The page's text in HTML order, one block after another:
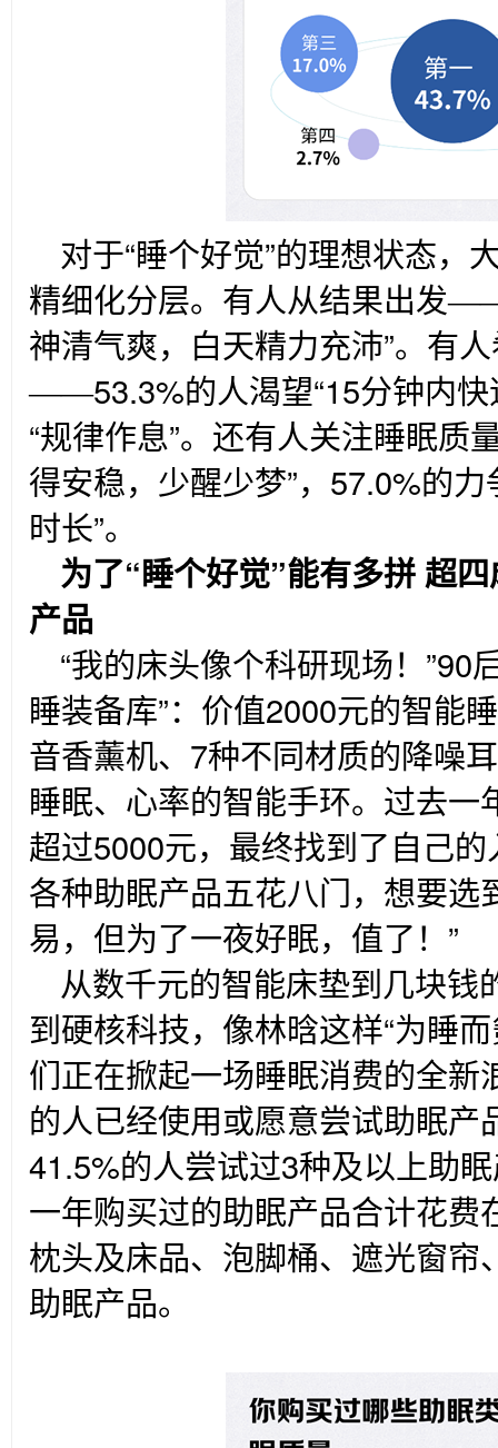
对于“睡个好觉”的理想状态，
精细化分层。有人从结果出发
神清气爽，白天精力充沛”。有
――53.3%的人渴望“15分钟内快
“规律作息”。还有人关注睡眠
得安稳，少醒少梦”，57.0%的
时长”。
为了“睡个好觉”能有多拼 超
产品
“我的床头像个科研现场！”90
睡装备库”：价值2000元的智能
音香薰机、7种不同材质的降噪
睡眠、心率的智能手环。过去
超过5000元，最终找到了自己的
各种助眠产品五花八门，想要选
易，但为了一夜好眠，值了！”
从数千元的智能床垫到几块钱
到硬核科技，像林晗这样“为睡
们正在掀起一场睡眠消费的全新
的人已经使用或愿意尝试助眠产
41.5%的人尝试过3种及以上助
一年购买过的助眠产品合计花费
枕头及床品、泡脚桶、遮光窗帘
助眠产品。